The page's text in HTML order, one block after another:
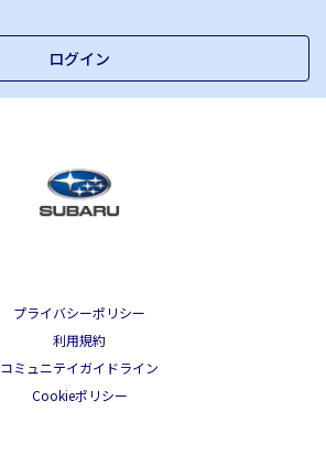
ログイン
プライバシーポリシー
利用規約
コミュニテイガイドライン
Cookieポリシー